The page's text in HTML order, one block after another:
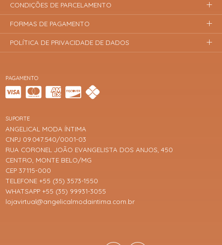
PAGAMENTO
SUPORTE
ANGELICAL MODA ÍNTIMA
CNPJ 09.047.540/0001-03
RUA CORONEL JOÃO EVANGELISTA DOS ANJOS, 450
CENTRO, MONTE BELO/MG
CEP 37115-000
TELEFONE +55 (35) 3573-1550
WHATSAPP +55 (35) 99931-3055
lojavirtual@angelicalmodaintima.com.br
CONDIÇÕES DE PARCELAMENTO
FORMAS DE PAGAMENTO
POLÍTICA DE PRIVACIDADE DE DADOS